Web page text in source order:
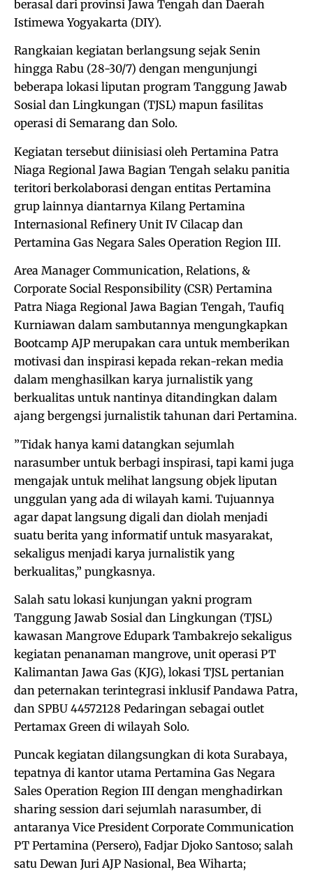
berasal dari provinsi Jawa Tengah dan Daerah
Istimewa Yogyakarta (DIY).
Rangkaian kegiatan berlangsung sejak Senin
hingga Rabu (28-30/7) dengan mengunjungi
beberapa lokasi liputan program Tanggung Jawab
Sosial dan Lingkungan (TJSL) mapun fasilitas
operasi di Semarang dan Solo.
Kegiatan tersebut diinisiasi oleh Pertamina Patra
Niaga Regional Jawa Bagian Tengah selaku panitia
teritori berkolaborasi dengan entitas Pertamina
grup lainnya diantarnya Kilang Pertamina
Internasional Refinery Unit IV Cilacap dan
Pertamina Gas Negara Sales Operation Region III.
Area Manager Communication, Relations, &
Corporate Social Responsibility (CSR) Pertamina
Patra Niaga Regional Jawa Bagian Tengah, Taufiq
Kurniawan dalam sambutannya mengungkapkan
Bootcamp AJP merupakan cara untuk memberikan
motivasi dan inspirasi kepada rekan-rekan media
dalam menghasilkan karya jurnalistik yang
berkualitas untuk nantinya ditandingkan dalam
ajang bergengsi jurnalistik tahunan dari Pertamina.
”Tidak hanya kami datangkan sejumlah
narasumber untuk berbagi inspirasi, tapi kami juga
mengajak untuk melihat langsung objek liputan
unggulan yang ada di wilayah kami. Tujuannya
agar dapat langsung digali dan diolah menjadi
suatu berita yang informatif untuk masyarakat,
sekaligus menjadi karya jurnalistik yang
berkualitas,” pungkasnya.
Salah satu lokasi kunjungan yakni program
Tanggung Jawab Sosial dan Lingkungan (TJSL)
kawasan Mangrove Edupark Tambakrejo sekaligus
kegiatan penanaman mangrove, unit operasi PT
Kalimantan Jawa Gas (KJG), lokasi TJSL pertanian
dan peternakan terintegrasi inklusif Pandawa Patra,
dan SPBU 44572128 Pedaringan sebagai outlet
Pertamax Green di wilayah Solo.
Puncak kegiatan dilangsungkan di kota Surabaya,
tepatnya di kantor utama Pertamina Gas Negara
Sales Operation Region III dengan menghadirkan
sharing session dari sejumlah narasumber, di
antaranya Vice President Corporate Communication
PT Pertamina (Persero), Fadjar Djoko Santoso; salah
satu Dewan Juri AJP Nasional, Bea Wiharta;